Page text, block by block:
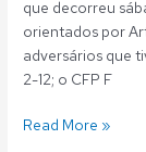
que decorreu
orientados por
adversários que
2-12; o CFP F
Read More »